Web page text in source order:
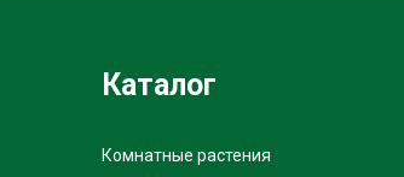
Каталог
Комнатные растения